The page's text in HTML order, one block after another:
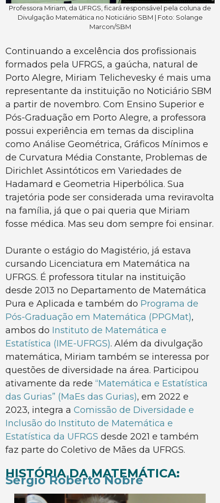
Professora Miriam, da UFRGS, ficará responsável pela coluna de
Divulgação Matemática no Noticiário SBM | Foto: Solange
Marcon/SBM
Continuando a excelência dos profissionais
formados pela UFRGS, a gaúcha, natural de
Porto Alegre, Miriam Telichevesky é mais uma
representante da instituição no Noticiário SBM
a partir de novembro. Com Ensino Superior e
Pós-Graduação em Porto Alegre, a professora
possui experiência em temas da disciplina
como Análise Geométrica, Gráficos Mínimos e
de Curvatura Média Constante, Problemas de
Dirichlet Assintóticos em Variedades de
Hadamard e Geometria Hiperbólica. Sua
trajetória pode ser considerada uma reviravolta
na família, já que o pai queria que Miriam
fosse médica. Mas seu dom sempre foi ensinar.
Durante o estágio do Magistério, já estava
cursando Licenciatura em Matemática na
UFRGS. É professora titular na instituição
desde 2013 no Departamento de Matemática
Pura e Aplicada e também do Programa de
Pós-Graduação em Matemática (PPGMat),
ambos do Instituto de Matemática e
Estatística (IME-UFRGS). Além da divulgação
matemática, Miriam também se interessa por
questões de diversidade na área. Participou
ativamente da rede“Matemática e Estatística
das Gurias” (MaEs das Gurias), em 2022 e
2023, integra aComissão de Diversidade e
Inclusão do Instituto de Matemática e
Estatística da UFRGS desde 2021 e também
faz parte do Coletivo de Mães da UFRGS.
HISTÓRIA DA MATEMÁTICA:
Sérgio Roberto Nobre